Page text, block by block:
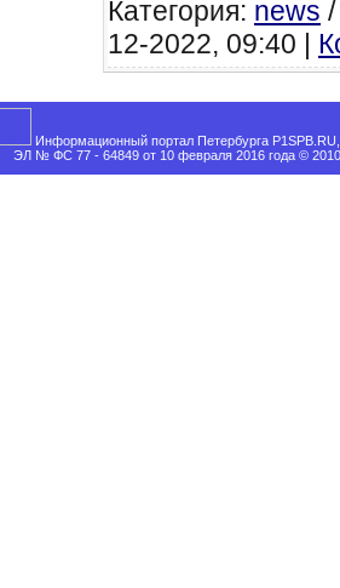
Категория: news
12-2022, 09:40 |
Информационный портал Петербурга
ЭЛ № ФС 77 - 64849 от 10 февраля 2016 года ©